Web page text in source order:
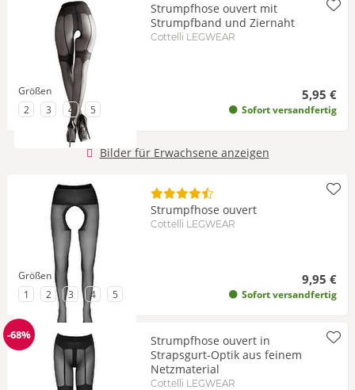
Strumpfhose ouvert mit
Strumpfband und Ziernaht
Cottelli LEGWEAR
5,95 €
Sofort versandfertig
Größen
zu Größe
2 zu Größe
3 zu Größe
4 zu Größe
5
Bilder für Erwachsene anzeigen
Strumpfhose ouvert
Cottelli LEGWEAR
9,95 €
Sofort versandfertig
Größen
zu Größe
1 zu Größe
2 zu Größe
3 zu Größe
4 zu Größe
5
Reduzierung
-68%
Strumpfhose ouvert in
Strapsgurt-Optik aus feinem
Netzmaterial
Cottelli LEGWEAR